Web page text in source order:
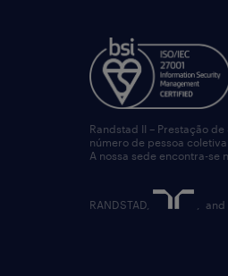
Randstad II – Prestação
número de pessoa
A nossa sede encontra-se
RANDSTAD, , and